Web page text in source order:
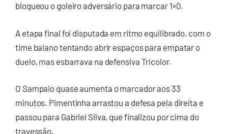
bloqueou o goleiro adversário para marcar 1×0.
A etapa final foi disputada em ritmo equilibrado, com o
time baiano tentando abrir espaços para empatar o
duelo, mas esbarrava na defensiva Tricolor.
O Sampaio quase aumenta o marcador aos 33
minutos. Pimentinha arrastou a defesa pela direita e
passou para Gabriel Silva, que finalizou por cima do
travessão.